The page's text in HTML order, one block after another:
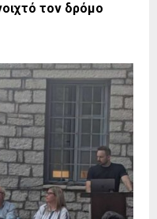
τον δρόμο